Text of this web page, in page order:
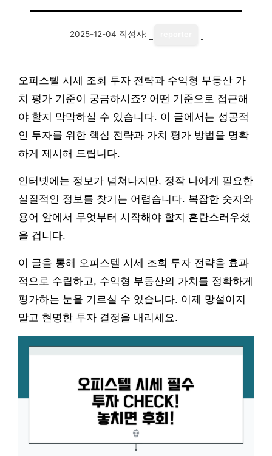
2025-12-04 작성자:
오피스텔 시세 조회 투자 전략과 수익형 부동산 가
치 평가 기준이 궁금하시죠? 어떤 기준으로 접근해
야 할지 막막하실 수 있습니다. 이 글에서는 성공적
인 투자를 위한 핵심 전략과 가치 평가 방법을 명확
하게 제시해 드립니다.
인터넷에는 정보가 넘쳐나지만, 정작 나에게 필요한
실질적인 정보를 찾기는 어렵습니다. 복잡한 숫자와
용어 앞에서 무엇부터 시작해야 할지 혼란스러우셨
을 겁니다.
이 글을 통해 오피스텔 시세 조회 투자 전략을 효과
적으로 수립하고, 수익형 부동산의 가치를 정확하게
평가하는 눈을 기르실 수 있습니다. 이제 망설이지
말고 현명한 투자 결정을 내리세요.